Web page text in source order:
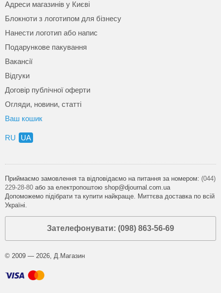
Адреси магазинів у Києві
Блокноти з логотипом для бізнесу
Нанести логотип або напис
Подарункове пакування
Вакансії
Відгуки
Договір публічної оферти
Огляди, новини, статті
Ваш кошик
RU UA
Приймаємо замовлення та відповідаємо на питання за номером: (044)
229-28-80 або за електропоштою shop@djournal.com.ua
Допоможемо підібрати та купити найкраще. Миттєва доставка по всій
Україні.
Зателефонувати: (098) 863-56-69
© 2009 — 2026, Д.Магазин